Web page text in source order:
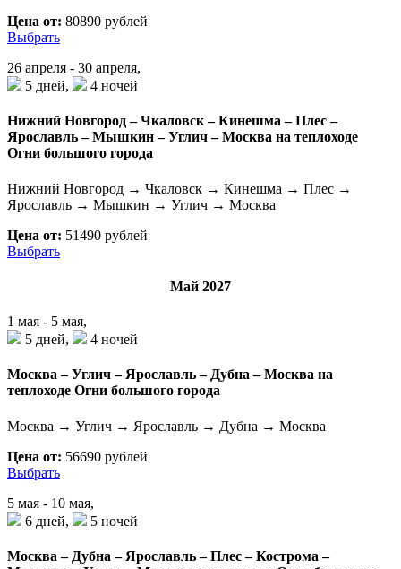
Цена от: 80890 рублей
Выбрать
26 апреля - 30 апреля,
5 дней,
4 ночей
Нижний Новгород – Чкаловск – Кинешма – Плес –
Ярославль – Мышкин – Углич – Москва на теплоходе
Огни большого города
Нижний Новгород → Чкаловск → Кинешма → Плес →
Ярославль → Мышкин → Углич → Москва
Цена от: 51490 рублей
Выбрать
Май 2027
1 мая - 5 мая,
5 дней,
4 ночей
Москва – Углич – Ярославль – Дубна – Москва на
теплоходе Огни большого города
Москва → Углич → Ярославль → Дубна → Москва
Цена от: 56690 рублей
Выбрать
5 мая - 10 мая,
6 дней,
5 ночей
Москва – Дубна – Ярославль – Плес – Кострома –